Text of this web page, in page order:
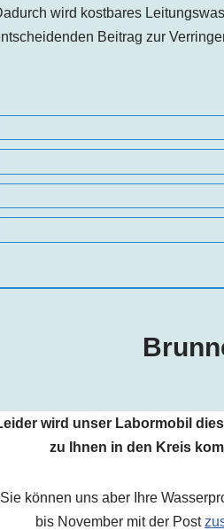
wird kostbares
Beitrag zur
wird unser Labormobil
zu Ihnen in den Kreis
Sie können uns aber Ihre
bis November mit der Post